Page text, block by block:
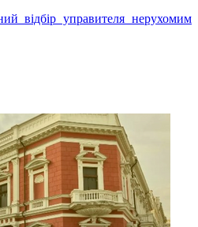
відбір управителя нерухомим